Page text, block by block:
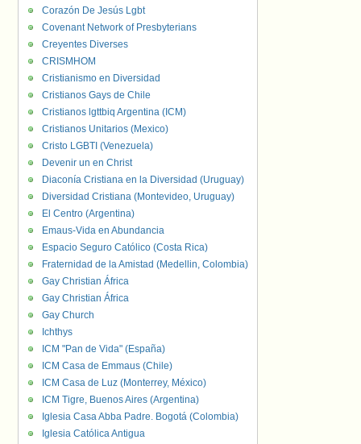
Corazón De Jesús Lgbt
Covenant Network of Presbyterians
Creyentes Diverses
CRISMHOM
Cristianismo en Diversidad
Cristianos Gays de Chile
Cristianos lgttbiq Argentina (ICM)
Cristianos Unitarios (Mexico)
Cristo LGBTI (Venezuela)
Devenir un en Christ
Diaconía Cristiana en la Diversidad (Uruguay)
Diversidad Cristiana (Montevideo, Uruguay)
El Centro (Argentina)
Emaus-Vida en Abundancia
Espacio Seguro Católico (Costa Rica)
Fraternidad de la Amistad (Medellin, Colombia)
Gay Christian África
Gay Christian África
Gay Church
Ichthys
ICM "Pan de Vida" (España)
ICM Casa de Emmaus (Chile)
ICM Casa de Luz (Monterrey, México)
ICM Tigre, Buenos Aires (Argentina)
Iglesia Casa Abba Padre. Bogotá (Colombia)
Iglesia Católica Antigua